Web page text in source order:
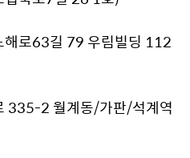
해로63길 79 우림빌딩 112
335-2 월계동/가판/석계역